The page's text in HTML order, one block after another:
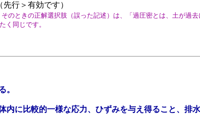
行＞有効です）
ときの正解選択肢（誤った記述）は、「過圧密とは、土が過
く同じです。
。
に比較的一様な応力、ひずみを与え得ること、排